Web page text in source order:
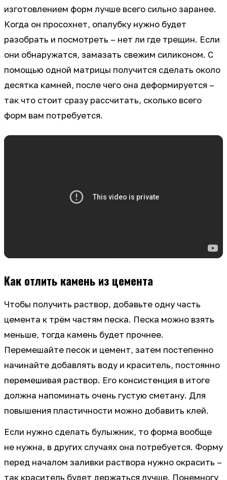
изготовлением форм лучше всего сильно заранее.
Когда он просохнет, опалубку нужно будет
разобрать и посмотреть – нет ли где трещин. Если
они обнаружатся, замазать свежим силиконом. С
помощью одной матрицы получится сделать около
десятка камней, после чего она деформируется –
так что стоит сразу рассчитать, сколько всего
форм вам потребуется.
Как отлить камень из цемента
Чтобы получить раствор, добавьте одну часть
цемента к трём частям песка. Песка можно взять
меньше, тогда камень будет прочнее.
Перемешайте песок и цемент, затем постепенно
начинайте добавлять воду и краситель, постоянно
перемешивая раствор. Его консистенция в итоге
должна напоминать очень густую сметану. Для
повышения пластичности можно добавить клей.
Если нужно сделать булыжник, то форма вообще
не нужна, в других случаях она потребуется. Форму
перед началом заливки раствора нужно окрасить –
так краситель будет держаться лучше. Понемногу